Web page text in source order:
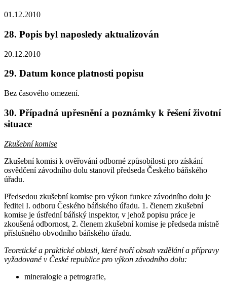
01.12.2010
28. Popis byl naposledy aktualizován
20.12.2010
29. Datum konce platnosti popisu
Bez časového omezení.
30. Případná upřesnění a poznámky k řešení životní
situace
Zkušební komise
Zkušební komisi k ověřování odborné způsobilosti pro získání
osvědčení závodního dolu stanovil předseda Českého báňského
úřadu.
Předsedou zkušební komise pro výkon funkce závodního dolu je
ředitel I. odboru Českého báňského úřadu. 1. členem zkušební
komise je ústřední báňský inspektor, v jehož popisu práce je
zkoušená odbornost, 2. členem zkušební komise je předseda místně
příslušného obvodního báňského úřadu.
Teoretické a praktické oblasti, které tvoří obsah vzdělání a přípravy
vyžadované v České republice pro výkon závodního dolu:
mineralogie a petrografie,